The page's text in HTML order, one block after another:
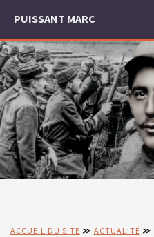
PUISSANT MARC
ACCUEIL DU SITE ≫ ACTUALITÉ ≫